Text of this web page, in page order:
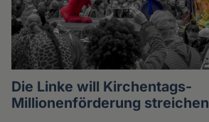
Die Linke will Kirchentags-
Millionenförderung streichen